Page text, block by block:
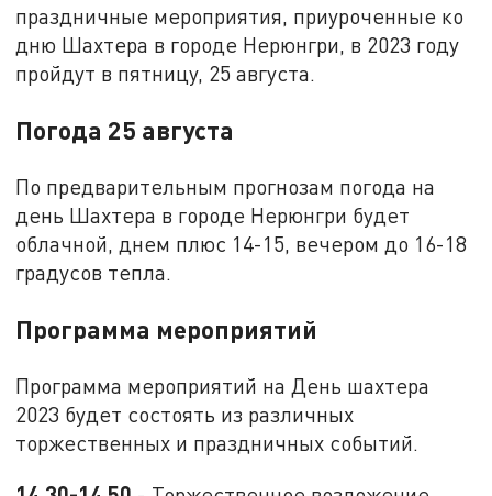
праздничные мероприятия, приуроченные ко
дню Шахтера в городе Нерюнгри, в 2023 году
пройдут в пятницу, 25 августа.
Погода 25 августа
По предварительным прогнозам погода на
день Шахтера в городе Нерюнгри будет
облачной, днем плюс 14-15, вечером до 16-18
градусов тепла.
Программа мероприятий
Программа мероприятий на День шахтера
2023 будет состоять из различных
торжественных и праздничных событий.